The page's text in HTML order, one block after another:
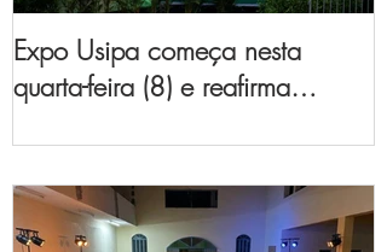
Expo Usipa começa nesta
quarta-feira (8) e reafirma
prestação de serviços de Minas
Gerais